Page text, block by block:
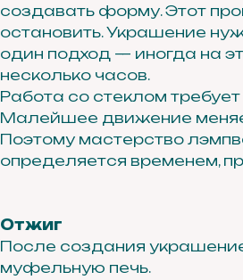
создавать форму. Этот
остановить. Украшение
один подход — иногда на
несколько часов.
Работа со стеклом
Малейшее движение
Поэтому мастерство
определяется временем,
Отжиг
После создания
муфельную печь.